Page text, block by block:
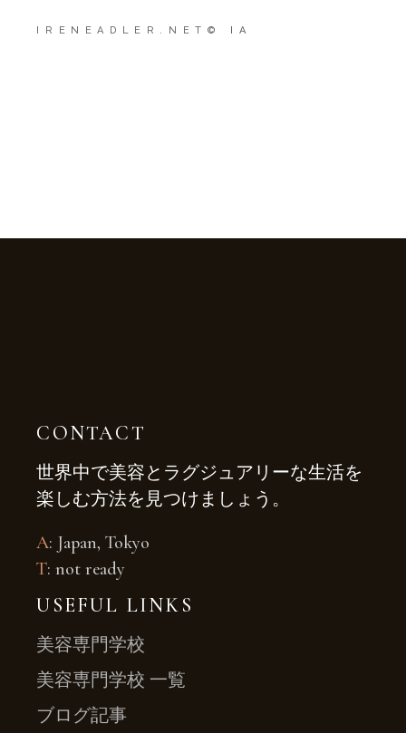
IRENEADLER.NET © IA
CONTACT
世界中で美容とラグジュアリーな生活を
楽しむ方法を見つけましょう。
A: Japan, Tokyo
T: not ready
USEFUL LINKS
美容専門学校
美容専門学校 一覧
ブログ記事